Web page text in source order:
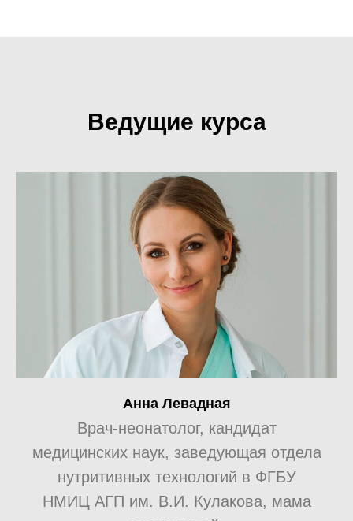
Ведущие курса
Анна Левадная
Врач-неонатолог, кандидат
медицинских наук, заведующая отдела
нутритивных технологий в ФГБУ
НМИЦ АГП им. В.И. Кулакова, мама